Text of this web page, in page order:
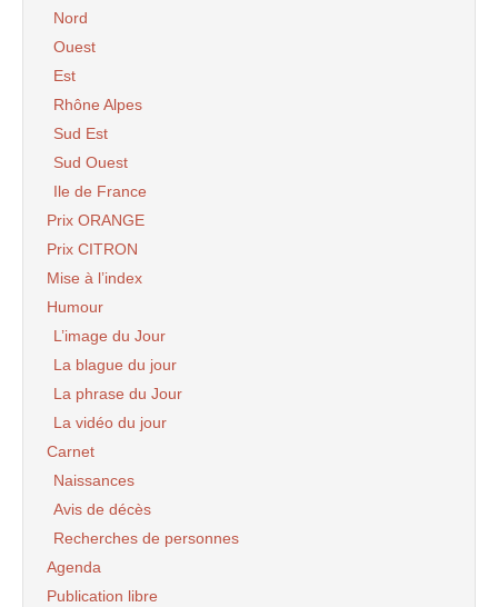
Nord
Ouest
Est
Rhône Alpes
Sud Est
Sud Ouest
Ile de France
Prix ORANGE
Prix CITRON
Mise à l’index
Humour
L’image du Jour
La blague du jour
La phrase du Jour
La vidéo du jour
Carnet
Naissances
Avis de décès
Recherches de personnes
Agenda
Publication libre